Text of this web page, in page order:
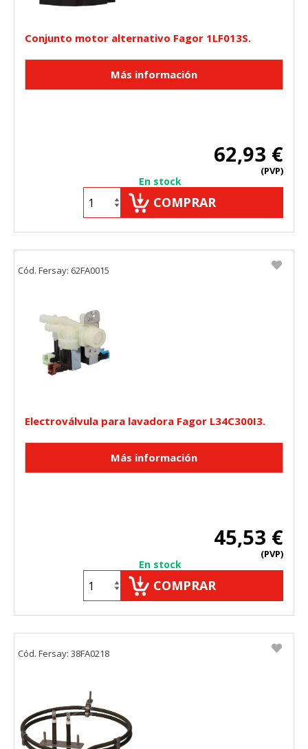
Conjunto motor alternativo Fagor 1LF013S.
62,93 €
(PVP)
En stock
COMPRAR
Electroválvula para lavadora Fagor L34C300I3.
45,53 €
(PVP)
En stock
COMPRAR
Cód. Fersay: 62FA0015
Cód. Fersay: 38FA0218
_gid, _evPromtCookies
Cookies dirigidas
Estas cookies pueden ser establecidas a través de nuestro
que se basan en la identificación única de su navegador y
_evAd, _evCoupon, _evSubscription, _evPromt
GUARDAR CONFIGURACIÓN
Puedes volver a configurar tus cookies desde la sección
"Configuración de cookies" al pie de la página. También puedes
consultar nuestrapolítica de cookies